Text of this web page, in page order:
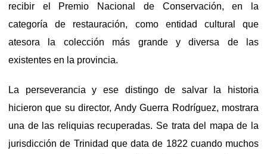
recibir el Premio Nacional de Conservación, en la
categoría de restauración, como entidad cultural que
atesora la colección más grande y diversa de las
existentes en la provincia.
La perseverancia y ese distingo de salvar la historia
hicieron que su director, Andy Guerra Rodríguez, mostrara
una de las reliquias recuperadas. Se trata del mapa de la
jurisdicción de Trinidad que data de 1822 cuando muchos